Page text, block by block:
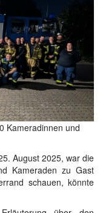
Kameradinnen und
August 2025, war die
Kameraden zu Gast
schauen, könnte